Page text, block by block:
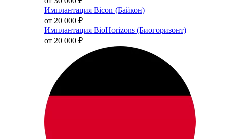
Имплантация Bicon (Байкон)
от 20 000 ₽
Имплантация BioHorizons (Биогоризонт)
от 20 000 ₽